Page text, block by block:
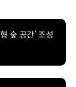
숲 공간’ 조성